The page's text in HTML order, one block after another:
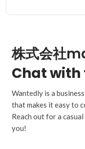
株式会社
Chat
Wantedly is a
that makes it easy to
Reach out for a
you!